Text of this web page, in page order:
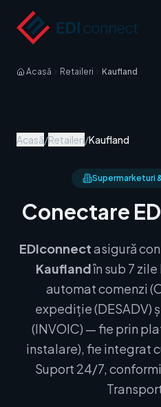
Acasă Retaileri Kaufland
Acasă/Retaileri/Kaufland
Supermarketuri
Conectare
EDIconnectasigură
Kauflandîn sub 7
automat comenzi
expediție (DESADV)
(INVOIC) — fie prin
instalare), fie integrat
Suport 24/7,